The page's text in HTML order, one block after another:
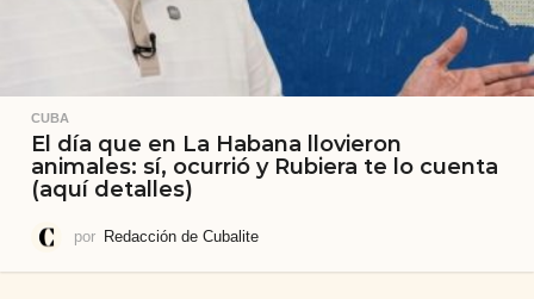
CUBA
El día que en La Habana llovieron
animales: sí, ocurrió y Rubiera te lo cuenta
(aquí detalles)
por Redacción de Cubalite